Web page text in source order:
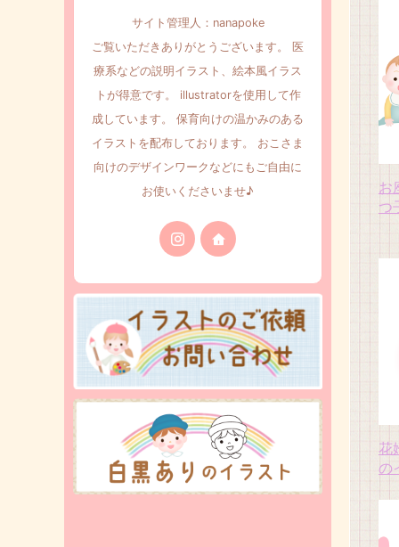
お
つ
花
の
サイト管理人：nanapoke
ご覧いただきありがとうございます。 医
療系などの説明イラスト、絵本風イラス
トが得意です。 illustratorを使用して作
成しています。 保育向けの温かみのある
イラストを配布しております。 おこさま
向けのデザインワークなどにもご自由に
お使いくださいませ♪